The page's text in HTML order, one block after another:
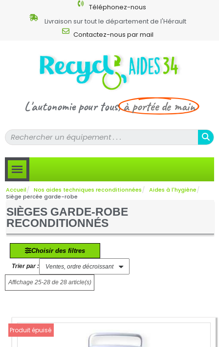
Téléphonez-nous
Livraison sur tout le département de l'Hérault
Contactez-nous par mail
L'autonomie pour tous,à portée de main
Accueil Nos aides techniques reconditionnées
Aides à l'hygiène
Siège percée garde-robe
SIÈGES GARDE-ROBE
RECONDITIONNÉS
Choisir des filtres
Trier par :
Affichage 25-28 de 28 article(s)
Produit épuisé